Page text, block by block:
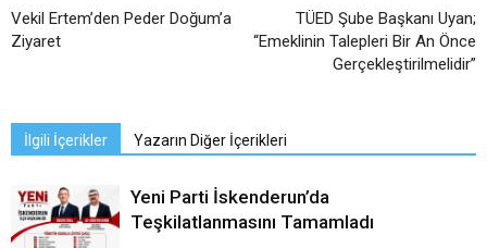
Vekil Ertem’den Peder Doğum’a
Ziyaret
TÜED Şube Başkanı Uyan;
“Emeklinin Talepleri Bir An Önce
Gerçekleştirilmelidir”
İlgili İçerikler Yazarın Diğer İçerikleri
Yeni Parti İskenderun’da
Teşkilatlanmasını Tamamladı